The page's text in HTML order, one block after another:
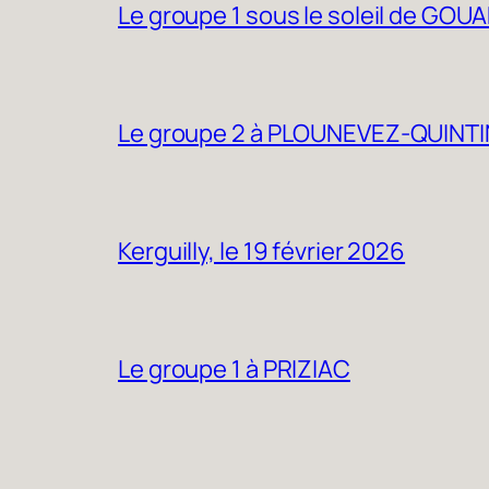
Le groupe 1 sous le soleil de
Le groupe 2 à PLOUNEVEZ-
Kerguilly, le 19 février 2026
Le groupe 1 à PRIZIAC